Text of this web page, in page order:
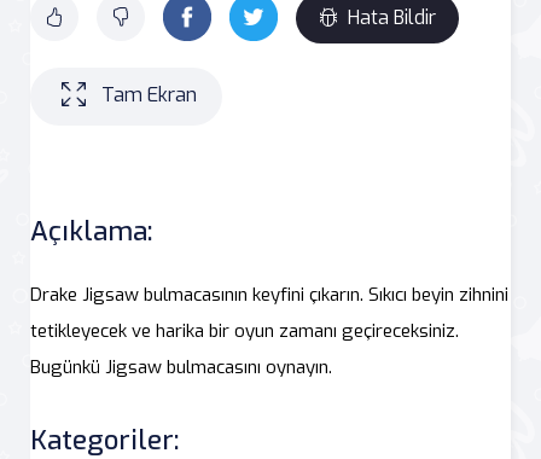
Hata Bildir
Tam Ekran
Açıklama:
Drake Jigsaw bulmacasının keyfini çıkarın. Sıkıcı beyin zihnini
tetikleyecek ve harika bir oyun zamanı geçireceksiniz.
Bugünkü Jigsaw bulmacasını oynayın.
Kategoriler: